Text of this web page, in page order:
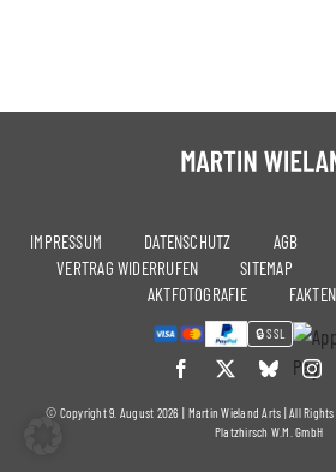
KÖNNEN
DER
WERDEN
IMPRESSUM DATENSCHUTZ AGB
VERTRAG WIDERRUFEN
SITEMAP
AKTFOTOGRAFIE
🔒 SSL
© Copyright 9. August 2026 | Martin Wieland Arts | All
Platzhirsch W.M. GmbH